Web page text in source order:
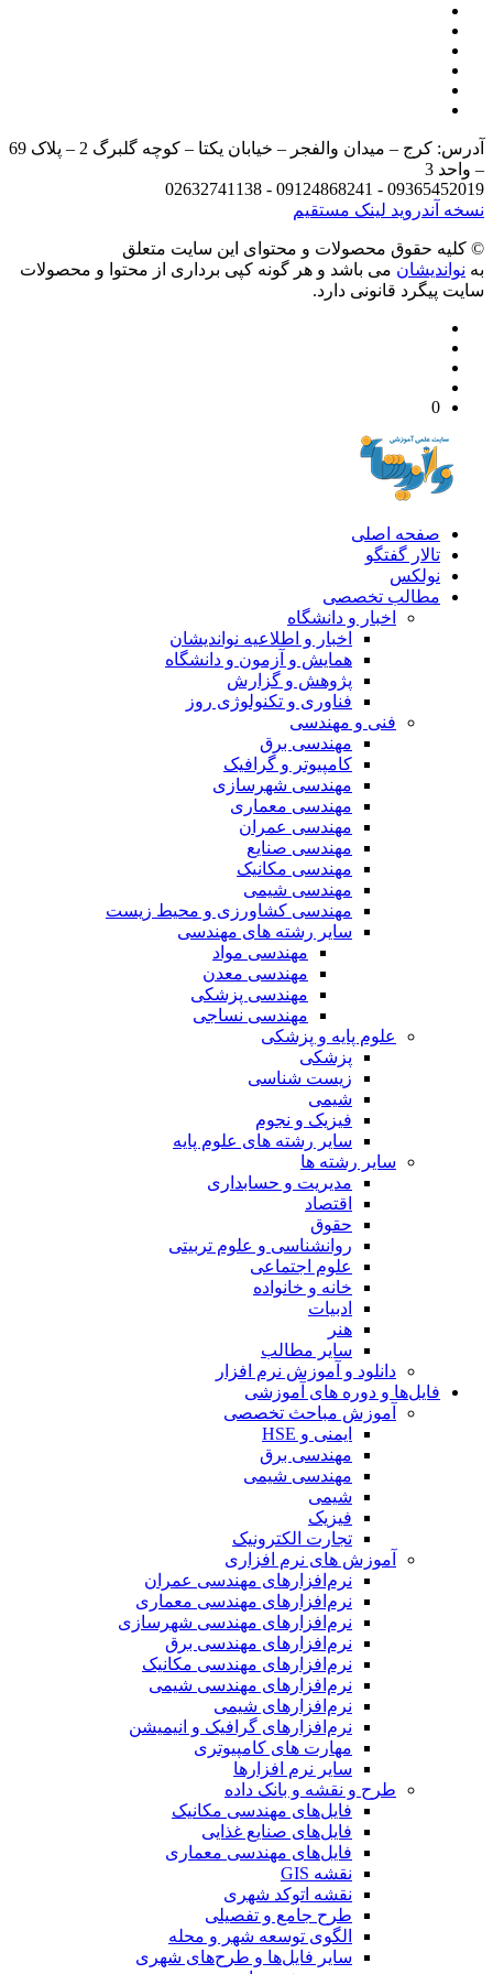
آدرس: کرج – میدان والفجر – خیابان یکتا – کوچه گلبرگ 2 – پلاک 69
3
09365452019 - 09124868241 -
آندرویدلینک مستقیم
حقوق محصولات و محتوای اين سایت متعلق
می باشد و هر گونه کپی برداری از محتوا و محصولات
پیگرد قانونی دارد.
صفحه اصلی
تالار گفتگو
نولکس
مطالب تخصصی
اخبار و دانشگاه
اخبار و اطلاعیه نواندیشان
همایش و آزمون و دانشگاه
پژوهش و گزارش
فناوری و تکنولوژی روز
فنی و مهندسی
مهندسی برق
کامپیوتر و گرافیک
مهندسی شهرسازی
مهندسی معماری
مهندسی عمران
مهندسی صنایع
مهندسی مکانیک
مهندسی شیمی
مهندسی کشاورزی و محیط زیست
سایر رشته های مهندسی
مهندسی مواد
مهندسی معدن
مهندسی پزشکی
مهندسی نساجی
علوم پایه و پزشکی
پزشکی
زیست شناسی
شیمی
فیزیک و نجوم
سایر رشته های علوم پایه
سایر رشته ها
مدیریت و حسابداری
اقتصاد
حقوق
روانشناسی و علوم تربیتی
علوم اجتماعی
خانه و خانواده
ادبیات
هنر
سایر مطالب
دانلود و آموزش نرم افزار
فایل‌ها و دوره های آموزشی
آموزش مباحث تخصصی
ایمنی و HSE
مهندسی برق
مهندسی شیمی
شیمی
فیزیک
تجارت الکترونیک
آموزش های نرم افزاری
نرم‌افزارهای مهندسی عمران
نرم‌افزارهای مهندسی معماری
نرم‌افزارهای مهندسی شهرسازی
نرم‌افزارهای مهندسی برق
نرم‌افزارهای مهندسی مکانیک
نرم‌افزارهای مهندسی شیمی
نرم‌افزارهای شیمی
نرم‌افزارهای گرافیک و انیمیشن
مهارت های کامپیوتری
سایر نرم افزارها
طرح و نقشه و بانک داده
فایل‌های مهندسی مکانیک
فایل‌های صنایع غذایی
فایل‌های مهندسی معماری
نقشه GIS
نقشه اتوکد شهری
طرح جامع و تفصیلی
الگوی توسعه شهر و محله
سایر فایل‌ها و طرح‌های شهری